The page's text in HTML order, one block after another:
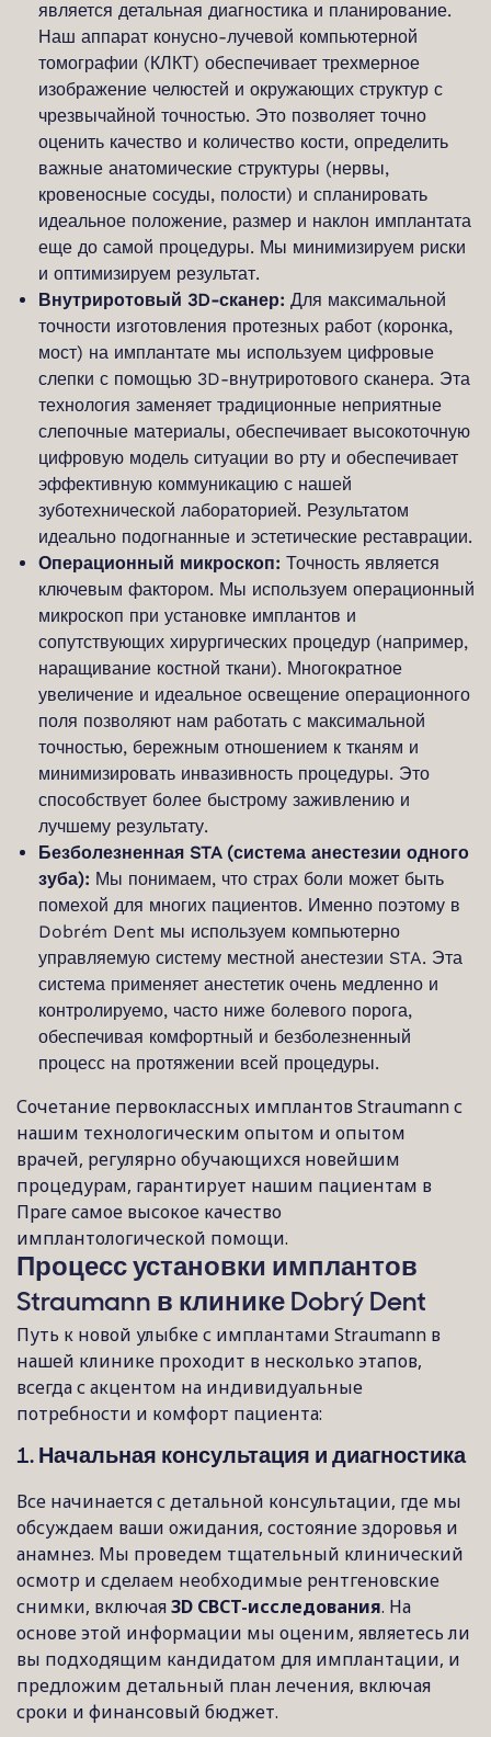
является детальная диагностика и планирование.
Наш аппарат конусно-лучевой компьютерной
томографии (КЛКТ) обеспечивает трехмерное
изображение челюстей и окружающих структур с
чрезвычайной точностью. Это позволяет точно
оценить качество и количество кости, определить
важные анатомические структуры (нервы,
кровеносные сосуды, полости) и спланировать
идеальное положение, размер и наклон имплантата
еще до самой процедуры. Мы минимизируем риски
и оптимизируем результат.
Внутриротовый 3D-сканер: Для максимальной
точности изготовления протезных работ (коронка,
мост) на имплантате мы используем цифровые
слепки с помощью 3D-внутриротового сканера. Эта
технология заменяет традиционные неприятные
слепочные материалы, обеспечивает высокоточную
цифровую модель ситуации во рту и обеспечивает
эффективную коммуникацию с нашей
зуботехнической лабораторией. Результатом
идеально подогнанные и эстетические реставрации.
Операционный микроскоп: Точность является
ключевым фактором. Мы используем операционный
микроскоп при установке имплантов и
сопутствующих хирургических процедур (например,
наращивание костной ткани). Многократное
увеличение и идеальное освещение операционного
поля позволяют нам работать с максимальной
точностью, бережным отношением к тканям и
минимизировать инвазивность процедуры. Это
способствует более быстрому заживлению и
лучшему результату.
Безболезненная STA (система анестезии одного
зуба): Мы понимаем, что страх боли может быть
помехой для многих пациентов. Именно поэтому в
Dobrém Dent мы используем компьютерно
управляемую систему местной анестезии STA. Эта
система применяет анестетик очень медленно и
контролируемо, часто ниже болевого порога,
обеспечивая комфортный и безболезненный
процесс на протяжении всей процедуры.
Сочетание первоклассных имплантов Straumann с
нашим технологическим опытом и опытом
врачей, регулярно обучающихся новейшим
процедурам, гарантирует нашим пациентам в
Праге самое высокое качество
имплантологической помощи.
Процесс установки имплантов
Straumann в клинике Dobrý Dent
Путь к новой улыбке с имплантами Straumann в
нашей клинике проходит в несколько этапов,
всегда с акцентом на индивидуальные
потребности и комфорт пациента:
1. Начальная консультация и диагностика
Все начинается с детальной консультации, где мы
обсуждаем ваши ожидания, состояние здоровья и
анамнез. Мы проведем тщательный клинический
осмотр и сделаем необходимые рентгеновские
снимки, включая3D CBCT-исследования. На
основе этой информации мы оценим, являетесь ли
вы подходящим кандидатом для имплантации, и
предложим детальный план лечения, включая
сроки и финансовый бюджет.